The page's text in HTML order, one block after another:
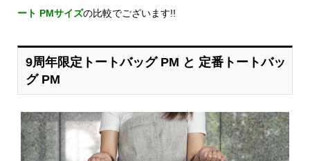
ート PMサイズの比較でございます!!
9周年限定トートバッグ PM と 定番トートバッ
グ PM